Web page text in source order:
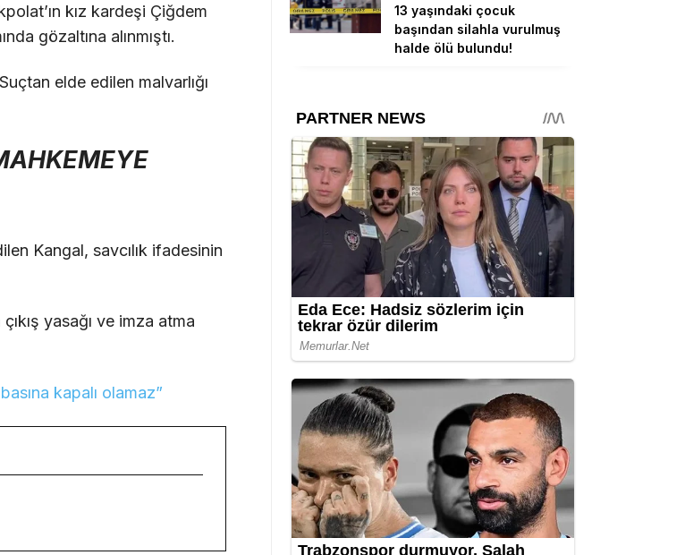
kız kardeşi Çiğdem
gözaltına alınmıştı.
elde edilen malvarlığı
Kangal, savcılık ifadesinin
yasağı ve imza atma
kapalı olamaz”
13 yaşındaki çocuk
başından silahla vurulmuş
halde ölü bulundu!